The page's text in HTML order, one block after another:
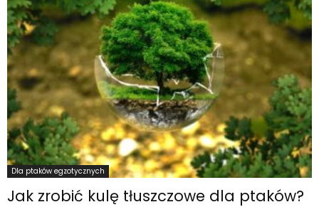
Dla ptaków egzotycznych
Jak zrobić kulę tłuszczowe dla ptaków?